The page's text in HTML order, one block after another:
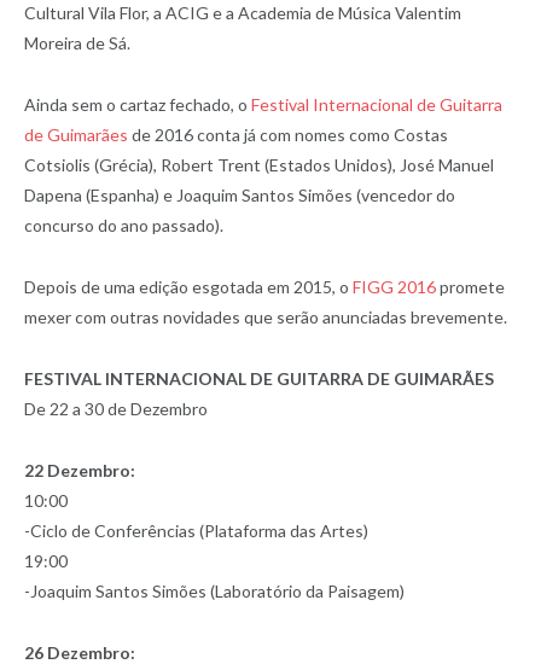
Cultural Vila Flor, a ACIG e a Academia de Música Valentim
Moreira de Sá.
Ainda sem o cartaz fechado, o Festival Internacional de Guitarra
de Guimarães de 2016 conta já com nomes como Costas
Cotsiolis (Grécia), Robert Trent (Estados Unidos), José Manuel
Dapena (Espanha) e Joaquim Santos Simões (vencedor do
concurso do ano passado).
Depois de uma edição esgotada em 2015, o FIGG 2016promete
mexer com outras novidades que serão anunciadas brevemente.
FESTIVAL INTERNACIONAL DE GUITARRA DE GUIMARÃES
De 22 a 30 de Dezembro
22 Dezembro:
10:00
-Ciclo de Conferências (Plataforma das Artes)
19:00
-Joaquim Santos Simões (Laboratório da Paisagem)
26 Dezembro: